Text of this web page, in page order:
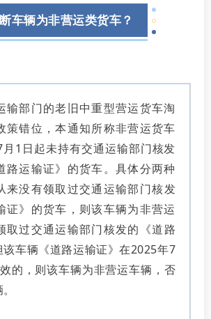
车辆为非营运类货车？
输部门的老旧中重型营运货车淘
策错位，本通知所称非营运货车
1日起未持有交通运输部门核发
路运输证》的货车。具体分两种
来没有领取过交通运输部门核发
证》的货车，则该车辆为非营运
取过交通运输部门核发的《道路
该车辆《道路运输证》在2025年7
的，则该车辆为非营运车辆，否